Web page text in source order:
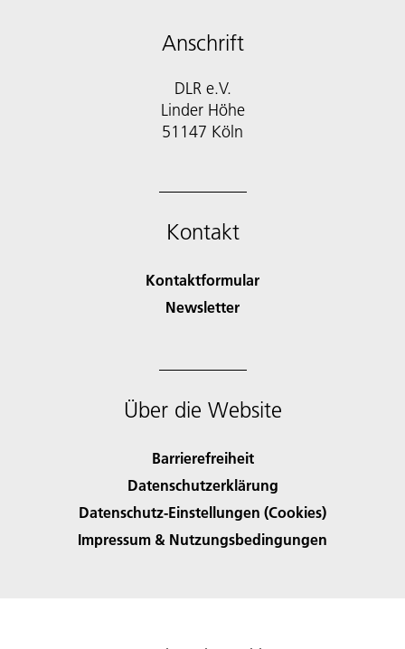
Anschrift
DLR e.V.
Linder Höhe
51147 Köln
Kontakt
Kontaktformular
Newsletter
Über die Website
Barrierefreiheit
Datenschutzerklärung
Datenschutz-Einstellungen (Cookies)
Impressum & Nutzungsbedingungen